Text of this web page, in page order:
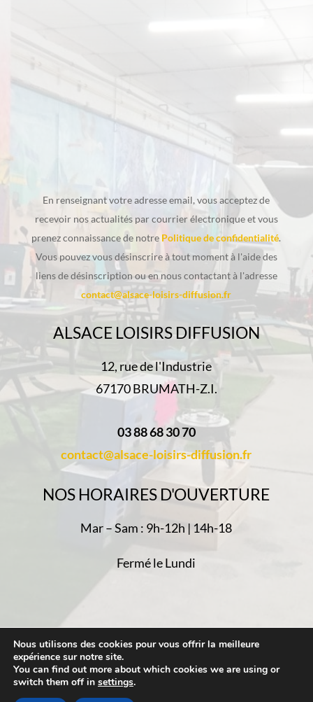
En renseignant votre adresse email, vous acceptez de
recevoir nos actualités par courrier électronique et vous
prenez connaissance de notre Politique de confidentialité.
Vous pouvez vous désinscrire à tout moment à l'aide des
liens de désinscription ou en nous contactant à l'adresse
contact@alsace-loisirs-diffusion.fr
ALSACE LOISIRS DIFFUSION
12, rue de l'Industrie
67170 BRUMATH-Z.I.
03 88 68 30 70
contact@alsace-loisirs-diffusion.fr
NOS HORAIRES D'OUVERTURE
Mar – Sam : 9h-12h | 14h-18
Fermé le Lundi
Politique de confidentialité- Mentions Légales
Plan du Site- Réalisé parWeb67
Nous utilisons des cookies pour vous offrir la meilleure
expérience sur notre site.
You can find out more about which cookies we are using or
switch them off in settings.